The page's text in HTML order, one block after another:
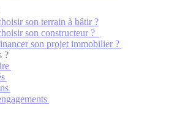
son terrain à bâtir ?
son constructeur ?
son projet immobilier ?
?